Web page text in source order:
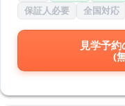
保証人必要
全国対応
見学予
(